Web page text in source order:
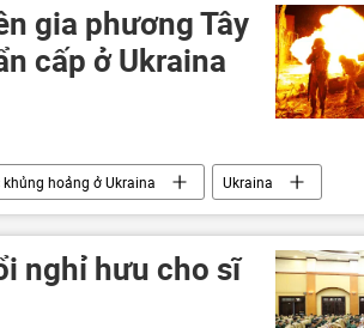
gia phương Tây
cấp ở Ukraina
khủng hoảng ở Ukraina
Ukraina
nghỉ hưu cho sĩ